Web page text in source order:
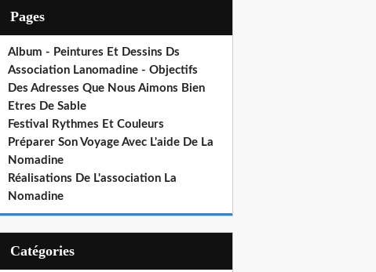
Pages
Album - Peintures Et Dessins Ds
Association Lanomadine - Objectifs
Des Adresses Que Nous Aimons Bien
Etres De Sable
Festival Rythmes Et Couleurs
Préparer Son Voyage Avec L'aide De La
Nomadine
Réalisations De L'association La
Nomadine
Catégories